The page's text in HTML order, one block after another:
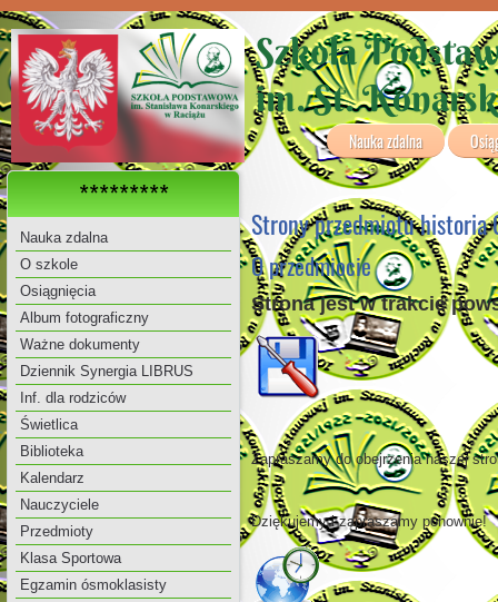
Szkoła
im. St.
Nauka zdalna
*********
Nauka zdalna
O szkole
Osiągnięcia
Album fotograficzny
Ważne dokumenty
Dziennik Synergia LIBRUS
Inf. dla rodziców
Świetlica
Biblioteka
Kalendarz
Nauczyciele
Przedmioty
Klasa Sportowa
Egzamin ósmoklasisty
Strony przedmiotu historia
O przedmiocie
Strona jest w trakcie
Zapraszamy do obejrzenia naszej
Dziękujemy i zapraszamy ponownie!